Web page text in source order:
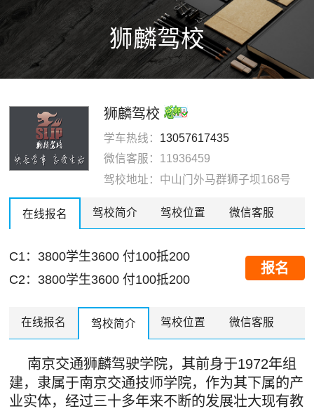
狮麟驾校
狮麟驾校
学车热线： 13057617435
微信客服：11936459
驾校地址：中山门外马群狮子坝168号
在线报名 驾校简介 驾校位置 微信客服
报名
C1：3800学生3600 付100抵200
C2：3800学生3600 付100抵200
在线报名 驾校简介 驾校位置 微信客服
南京交通狮麟驾驶学院，其前身于1972年组
建，隶属于南京交通技师学院，作为其下属的产
业实体，经过三十多年来不断的发展壮大现有教